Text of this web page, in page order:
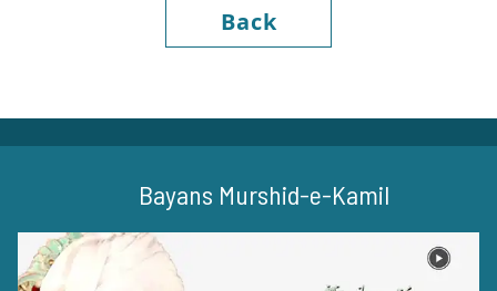
Back
Bayans Murshid-e-Kamil